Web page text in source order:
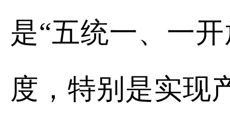
是“五统一、一
度，特别是实现